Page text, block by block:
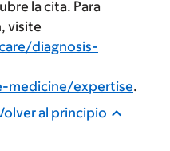
la cita. Para
visite
diagnosis-
medicine/expertise.
al principio